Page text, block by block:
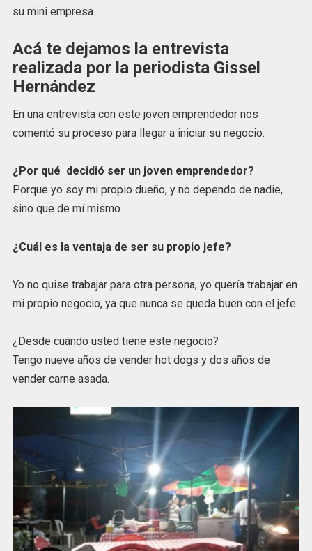
su mini empresa.
Acá te dejamos la entrevista
realizada por la periodista Gissel
Hernández
En una entrevista con este joven emprendedor nos
comentó su proceso para llegar a iniciar su negocio.
¿Por qué decidió ser un joven emprendedor?
Porque yo soy mi propio dueño, y no dependo de nadie,
sino que de mí mismo.
¿Cuál es la ventaja de ser su propio jefe?
Yo no quise trabajar para otra persona, yo quería trabajar en
mi propio negocio, ya que nunca se queda buen con el jefe.
¿Desde cuándo usted tiene este negocio?
Tengo nueve años de vender hot dogs y dos años de
vender carne asada.